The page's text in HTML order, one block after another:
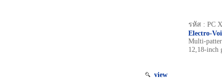
view
รหัส : PC
Electro-
Multi-
12,18-inch